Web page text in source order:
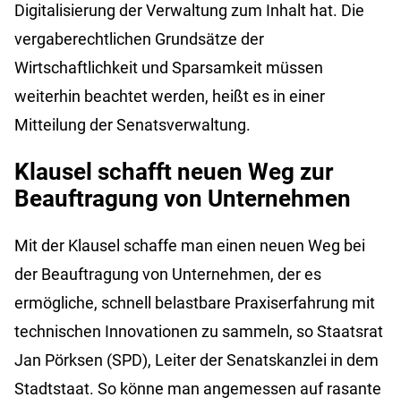
Digitalisierung der Verwaltung zum Inhalt hat. Die
vergaberechtlichen Grundsätze der
Wirtschaftlichkeit und Sparsamkeit müssen
weiterhin beachtet werden, heißt es in einer
Mitteilung der Senatsverwaltung.
Klausel schafft neuen Weg zur
Beauftragung von Unternehmen
Mit der Klausel schaffe man einen neuen Weg bei
der Beauftragung von Unternehmen, der es
ermögliche, schnell belastbare Praxiserfahrung mit
technischen Innovationen zu sammeln, so Staatsrat
Jan Pörksen (SPD), Leiter der Senatskanzlei in dem
Stadtstaat. So könne man angemessen auf rasante